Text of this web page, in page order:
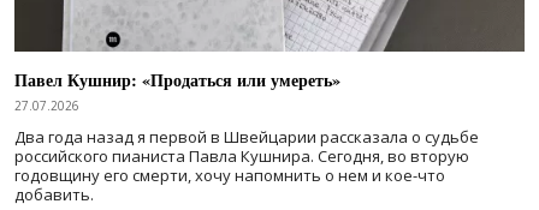
Павел Кушнир: «Продаться или умереть»
27.07.2026
Два года назад я первой в Швейцарии рассказала о судьбе
российского пианиста Павла Кушнира. Сегодня, во вторую
годовщину его смерти, хочу напомнить о нем и кое-что
добавить.